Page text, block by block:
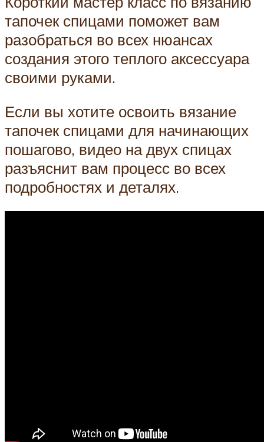
тапочек спицами поможет вам
разобраться во всех нюансах
создания этого теплого аксессуара
своими руками.
Если вы хотите освоить вязание
тапочек спицами для начинающих
пошагово, видео на двух спицах
разъяснит вам процесс во всех
подробностях и деталях.